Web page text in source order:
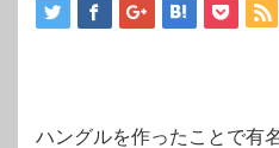
ハングルを作ったことで有